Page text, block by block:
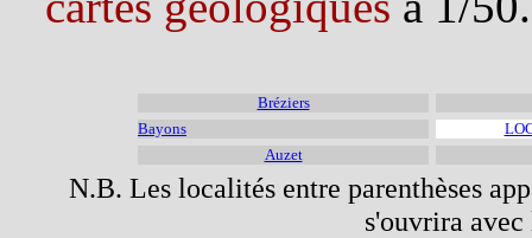
Bréziers
Bayons
Auzet
N.B. Les localités entre parenthèses
s'ouvrira